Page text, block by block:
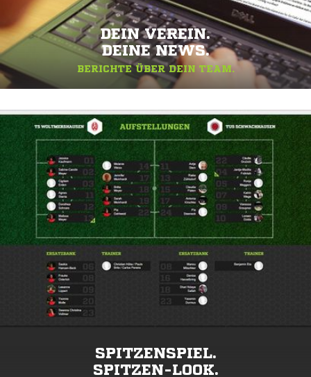
DEIN VEREIN.
DEINE NEWS.
BERICHTE ÜBER DEIN TEAM.
SPITZENSPIEL.
SPITZEN-LOOK.